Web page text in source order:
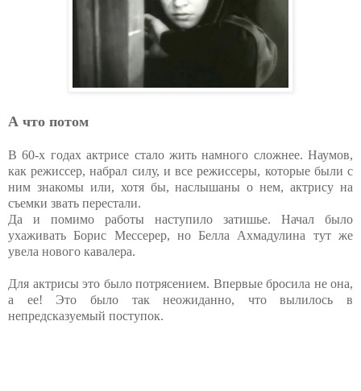
А что потом
В 60-х годах актрисе стало жить намного сложнее. Наумов,
как режиссер, набрал силу, и все режиссеры, которые были с
ним знакомы или, хотя бы, наслышаны о нем, актрису на
съемки звать перестали.
Да и помимо работы наступило затишье. Начал было
ухаживать Борис Мессерер, но Белла Ахмадулина тут же
увела нового кавалера.
Для актрисы это было потрясением. Впервые бросила не она,
а ее! Это было так неожиданно, что вылилось в
непредсказуемый поступок.